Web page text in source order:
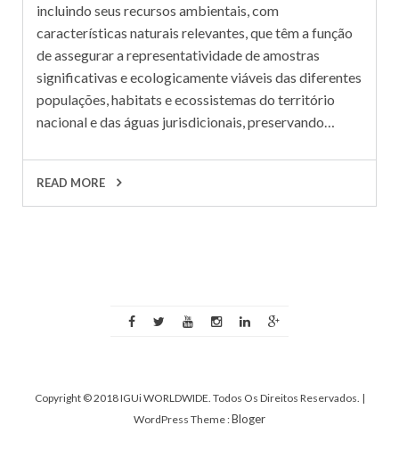
incluindo seus recursos ambientais, com
características naturais relevantes, que têm a função
de assegurar a representatividade de amostras
significativas e ecologicamente viáveis das diferentes
populações, habitats e ecossistemas do território
nacional e das águas jurisdicionais, preservando…
READ MORE
Copyright © 2018 IGUi WORLDWIDE. Todos Os Direitos Reservados. |
WordPress Theme :Bloger